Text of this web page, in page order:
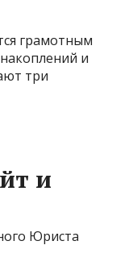
грамотным
и
три
и
Юриста